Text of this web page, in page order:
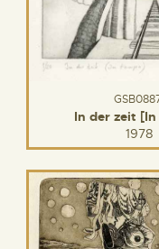
In der zeit
1978